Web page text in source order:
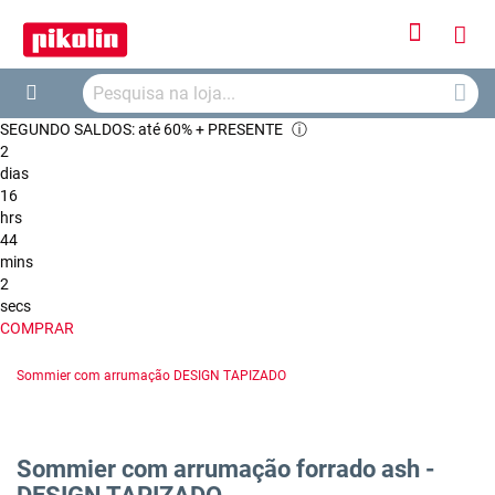
Iniciar
Meu
Search
SEGUNDO SALDOS: até 60% + PRESENTE ⓘ
2
dias
16
hrs
44
mins
1
secs
COMPRAR
Sommier com arrumação DESIGN TAPIZADO
Sommier com arrumação forrado ash -